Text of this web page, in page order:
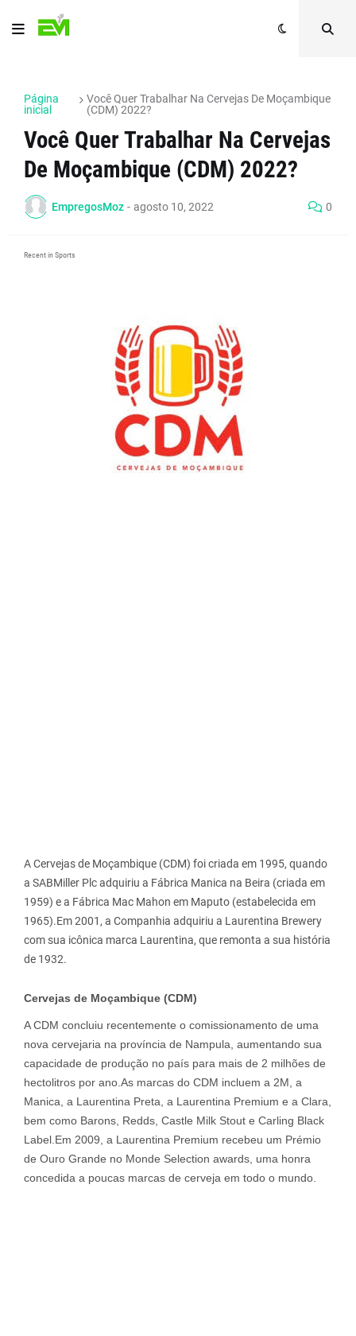
Página
inicial
Você Quer Trabalhar Na Cervejas De Moçambique
(CDM) 2022?
Você Quer Trabalhar Na Cervejas
De Moçambique (CDM) 2022?
EmpregosMoz - agosto 10, 2022 0
Recent in Sports
A Cervejas de Moçambique (CDM) foi criada em 1995, quando
a SABMiller Plc adquiriu a Fábrica Manica na Beira (criada em
1959) e a Fábrica Mac Mahon em Maputo (estabelecida em
1965).Em 2001, a Companhia adquiriu a Laurentina Brewery
com sua icônica marca Laurentina, que remonta a sua história
de 1932.
Cervejas de Moçambique (CDM)
A CDM concluiu recentemente o comissionamento de uma
nova cervejaria na província de Nampula, aumentando sua
capacidade de produção no país para mais de 2 milhões de
hectolitros por ano.As marcas do CDM incluem a 2M, a
Manica, a Laurentina Preta, a Laurentina Premium e a Clara,
bem como Barons, Redds, Castle Milk Stout e Carling Black
Label.Em 2009, a Laurentina Premium recebeu um Prémio
de Ouro Grande no Monde Selection awards, uma honra
concedida a poucas marcas de cerveja em todo o mundo.